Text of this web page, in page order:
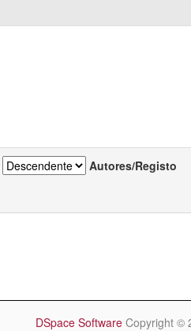
Autores/Registo
DSpace Software Copyright ©